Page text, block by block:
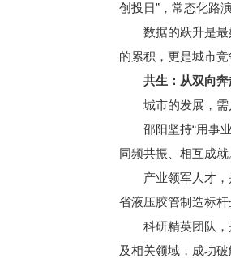
创投日”，常态化路
数据的跃升是最好
的累积，更是城市竞
共生：从双向奔
城市的发展，需人
邵阳坚持“用事业
同频共振、相互成就
产业领军人才，是
省液压胶管制造标
科研精英团队，是
及相关领域，成功